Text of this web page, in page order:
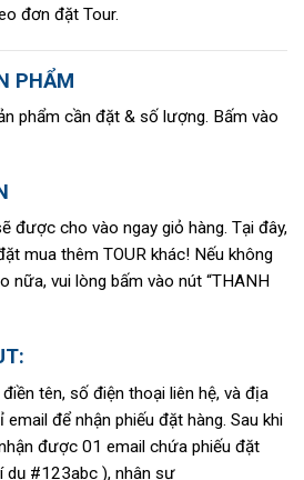
đơn đặt Tour.
PHẨM
phẩm cần đặt & số lượng. Bấm vào
được cho vào ngay giỏ hàng. Tại đây,
mua thêm TOUR khác! Nếu không
nữa, vui lòng bấm vào nút “THANH
tên, số điện thoại liên hệ, và địa
để nhận phiếu đặt hàng. Sau khi
được 01 email chứa phiếu đặt
dụ #123abc ), nhân sự